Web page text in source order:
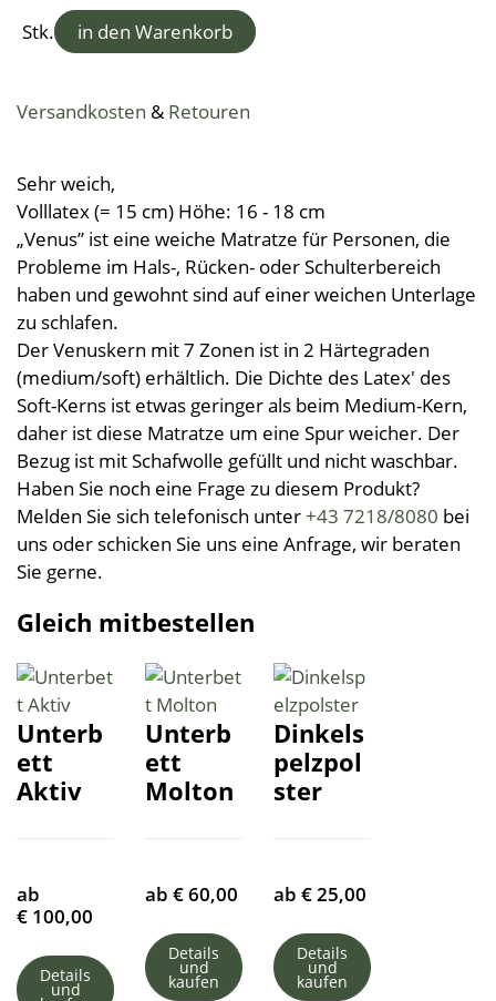
Zudecken, Polster, Unterbetten
Kinder-Frottierwaren
Lauflernpatscherl
Naturkinderwagen
Spielwaren
Startpakete
Entspannungskissen
Duft- & Kräuterkissen
Taschentücher
Geschenkideen
Schürzen
Tischwäsche
Handtücher
Waschlappen
Saunatücher
Bademäntel
Stk. in den Warenkorb
Versandkosten & Retouren
Sehr weich,
Volllatex (= 15 cm) Höhe: 16 - 18 cm
„Venus” ist eine weiche Matratze für Personen, die
Probleme im Hals-, Rücken- oder Schulterbereich
haben und gewohnt sind auf einer weichen Unterlage
zu schlafen.
Der Venuskern mit 7 Zonen ist in 2 Härtegraden
(medium/soft) erhältlich. Die Dichte des Latex' des
Soft-Kerns ist etwas geringer als beim Medium-Kern,
daher ist diese Matratze um eine Spur weicher. Der
Bezug ist mit Schafwolle gefüllt und nicht waschbar.
Haben Sie noch eine Frage zu diesem Produkt?
Melden Sie sich telefonisch unter+43 7218/8080 bei
uns oder schicken Sie uns eine Anfrage, wir beraten
Sie gerne.
Gleich mitbestellen
Unterb
ett
Aktiv
ab
€ 100,00
Details
und
Unterb
ett
Molton
ab €60,00
Details
und
kaufen
Dinkels
pelzpol
ster
ab €25,00
Details
und
kaufen